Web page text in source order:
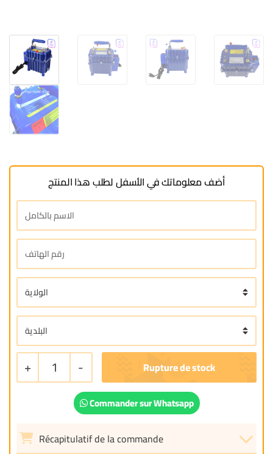
أضف معلوماتك في الأسفل لطلب هذا المنتج
+ 1 -
Commander sur Whatsapp
Récapitulatif de la commande